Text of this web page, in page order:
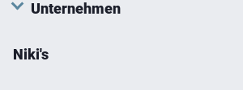
Unternehmen
Niki's